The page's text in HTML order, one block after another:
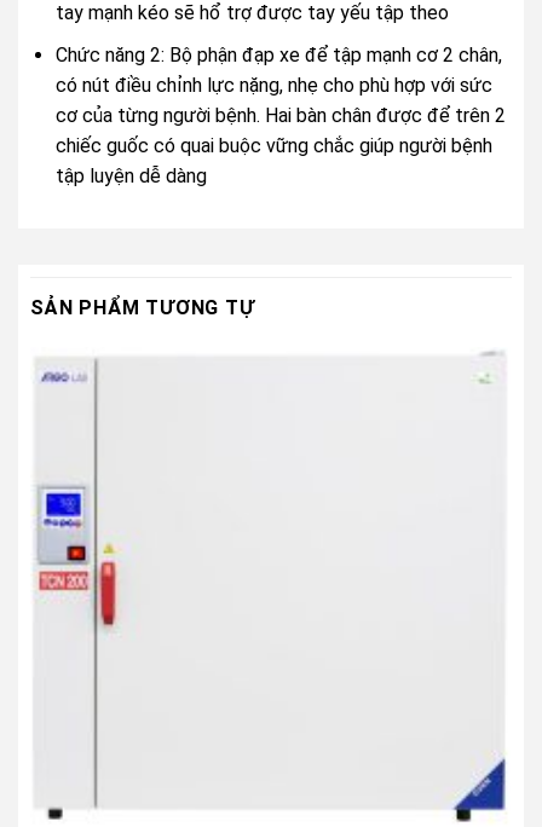
tay mạnh kéo sẽ hổ trợ được tay yếu tập theo
Chức năng 2: Bộ phận đạp xe để tập mạnh cơ 2 chân,
có nút điều chỉnh lực nặng, nhẹ cho phù hợp với sức
cơ của từng người bệnh. Hai bàn chân được để trên 2
chiếc guốc có quai buộc vững chắc giúp người bệnh
tập luyện dễ dàng
SẢN PHẨM TƯƠNG TỰ